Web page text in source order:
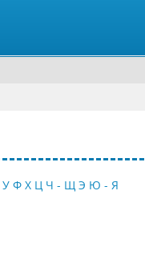
У Ф Х Ц Ч - Щ Э Ю - Я